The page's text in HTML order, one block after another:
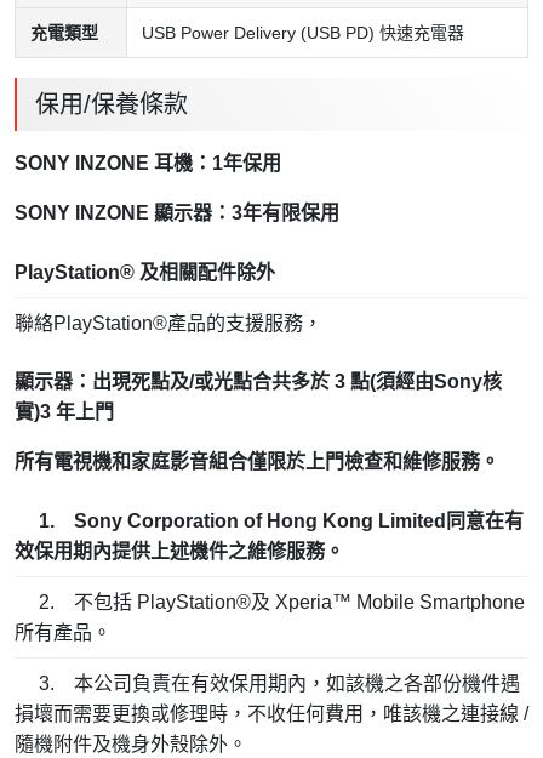
充電類型 USB Power Delivery (USB PD) 快速充電器
保用/保養條款
SONY INZONE 耳機：1年保用
SONY INZONE 顯示器：3年有限保用
PlayStation® 及相關配件除外
聯絡PlayStation®產品的支援服務，
顯示器：出現死點及/或光點合共多於 3 點(須經由Sony核
實)3 年上門
所有電視機和家庭影音組合僅限於上門檢查和維修服務。
1. Sony Corporation of Hong Kong Limited同意在有
效保用期內提供上述機件之維修服務。
2. 不包括 PlayStation®及 Xperia™ Mobile Smartphone
所有產品。
3. 本公司負責在有效保用期內，如該機之各部份機件遇
損壞而需要更換或修理時，不收任何費用，唯該機之連接線 /
隨機附件及機身外殼除外。